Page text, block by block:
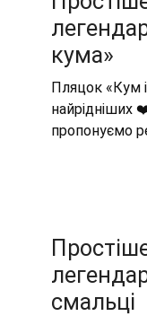
кума»
Пляцок «Кум
найрідніших
пропонуємо
смальці